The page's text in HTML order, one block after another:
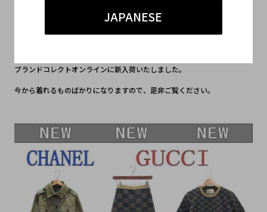
JAPANESE
ブランドコレクトオンラインに新入荷いたしました。
今から着れるものばかりになりますので、是非ご覧ください。